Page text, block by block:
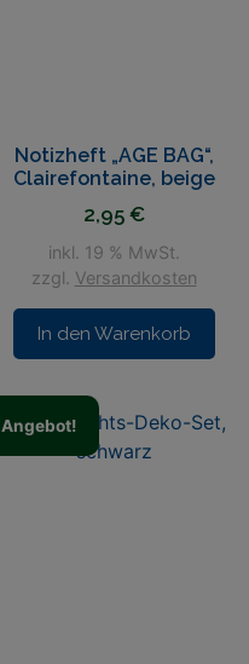
Notizheft „AGE BAG“,
Clairefontaine, beige
2,95 €
inkl. 19 % MwSt.
zzgl. Versandkosten
In den Warenkorb
Angebot!